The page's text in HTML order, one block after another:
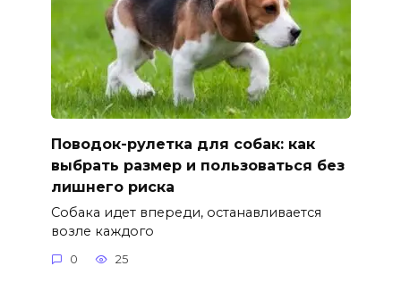
Поводок-рулетка для собак: как
выбрать размер и пользоваться без
лишнего риска
Собака идет впереди, останавливается
возле каждого
0 25